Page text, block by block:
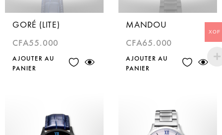
GORÉ (LITE)
CFA55.000
AJOUTER AU
PANIER
MANDOU
CFA65.000
AJOUTER AU
PANIER
XOF